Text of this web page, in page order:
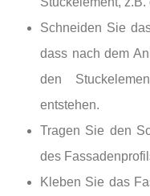
Schneiden Sie
dass nach dem
den
entstehen.
Tragen Sie den
des
Kleben Sie das